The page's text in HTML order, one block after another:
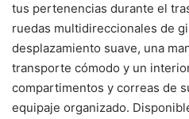
tus pertenencias durante el
ruedas multidireccionales de
desplazamiento suave, una
transporte cómodo y un
compartimentos y correas de
equipaje organizado.